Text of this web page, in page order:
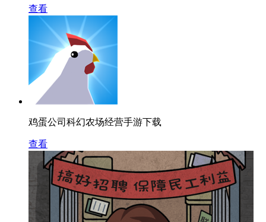
查看
鸡蛋公司科幻农场经营手游下载
查看